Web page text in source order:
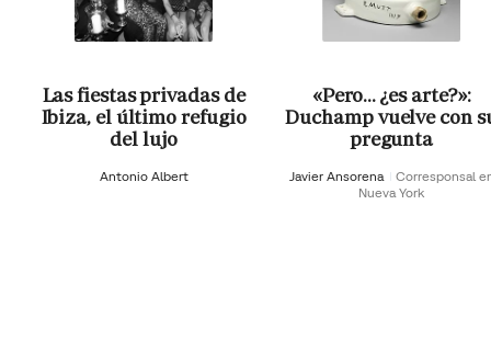
Las fiestas privadas de
Ibiza, el último refugio
del lujo
Antonio Albert
«Pero… ¿es arte?»:
Duchamp vuelve con
pregunta
Javier Ansorena
Corresponsal
Nueva York